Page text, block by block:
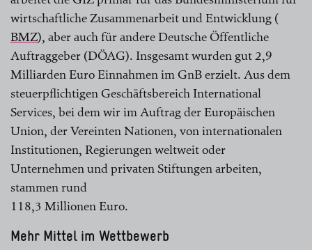
wirtschaftliche Zusammenarbeit und Entwicklung (
BMZ), aber auch für andere Deutsche Öffentliche
Auftraggeber (DÖAG). Ins­gesamt wurden gut 2,9
Milliarden Euro Einnahmen im GnB erzielt. Aus dem
steuerpflichtigen Geschäftsbereich International
Services, bei dem wir im Auftrag der ­Europäischen
Union, der Vereinten Nationen, von internationalen
Institutionen, Regierungen weltweit oder
Unternehmen und privaten Stiftungen arbeiten,
stammen rund
118,3 Millionen Euro.
Mehr Mittel im Wettbewerb